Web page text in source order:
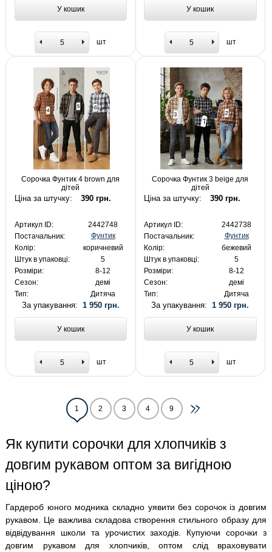
У кошик
шт
У кошик
шт
Сорочка Фунтик 4 brown для
дітей
Ціна за штучку: 390 грн.
Артикул ID:
2442748
Постачальник:
Фунтик
Колір:
коричневий
Штук в упаковці:
5
Розміри:
8-12
Сезон:
демі
Тип:
Дитяча
За упакування: 1 950 грн.
У кошик
шт
Сорочка Фунтик 3 beige для
дітей
Ціна за штучку: 390 грн.
Артикул ID:
2442738
Постачальник:
Фунтик
Колір:
бежевий
Штук в упаковці:
5
Розміри:
8-12
Сезон:
демі
Тип:
Дитяча
За упакування:1 950 грн.
У кошик
шт
1 2 3 4 9
Як купити сорочки для хлопчиків з
довгим рукавом оптом за вигідною
ціною?
Гардероб юного модника складно уявити без сорочок із довгим
рукавом. Це важлива складова створення стильного образу для
відвідування школи та урочистих заходів. Купуючи сорочки з
довгим рукавом для хлопчиків, оптом слід враховувати